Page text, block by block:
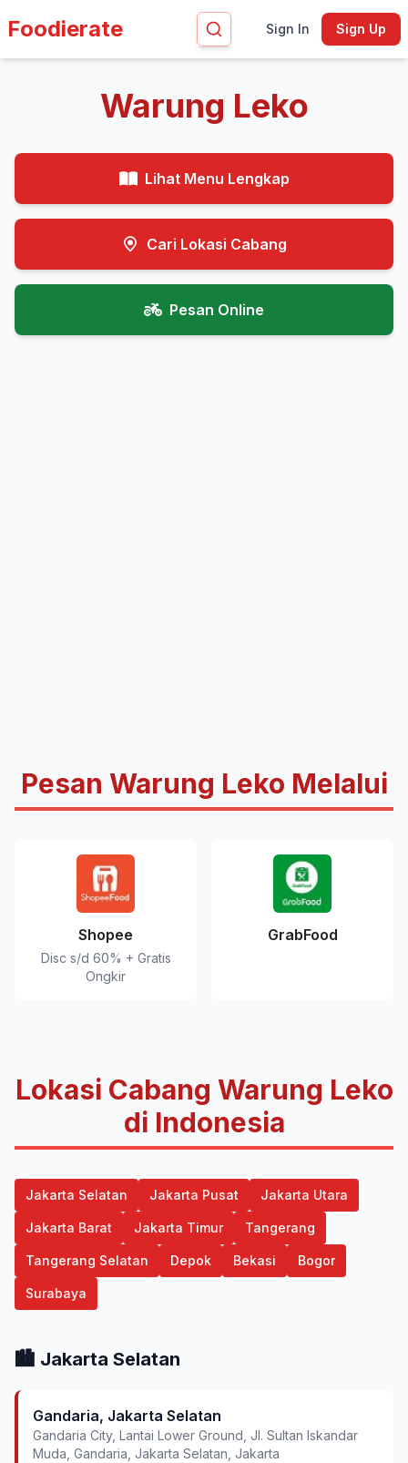
Foodierate Sign In Sign Up
Warung Leko
Lihat Menu Lengkap
Cari Lokasi Cabang
Pesan Online
Pesan Warung Leko Melalui
Shopee
Disc s/d 60% + Gratis
Ongkir
GrabFood
Lokasi Cabang Warung Leko
di Indonesia
Jakarta Selatan Jakarta Pusat Jakarta Utara
Jakarta Barat Jakarta Timur Tangerang
Tangerang Selatan Depok Bekasi Bogor
Surabaya
🏙️ Jakarta Selatan
Gandaria, Jakarta Selatan
Gandaria City, Lantai Lower Ground, Jl. Sultan Iskandar
Muda, Gandaria, Jakarta Selatan, Jakarta